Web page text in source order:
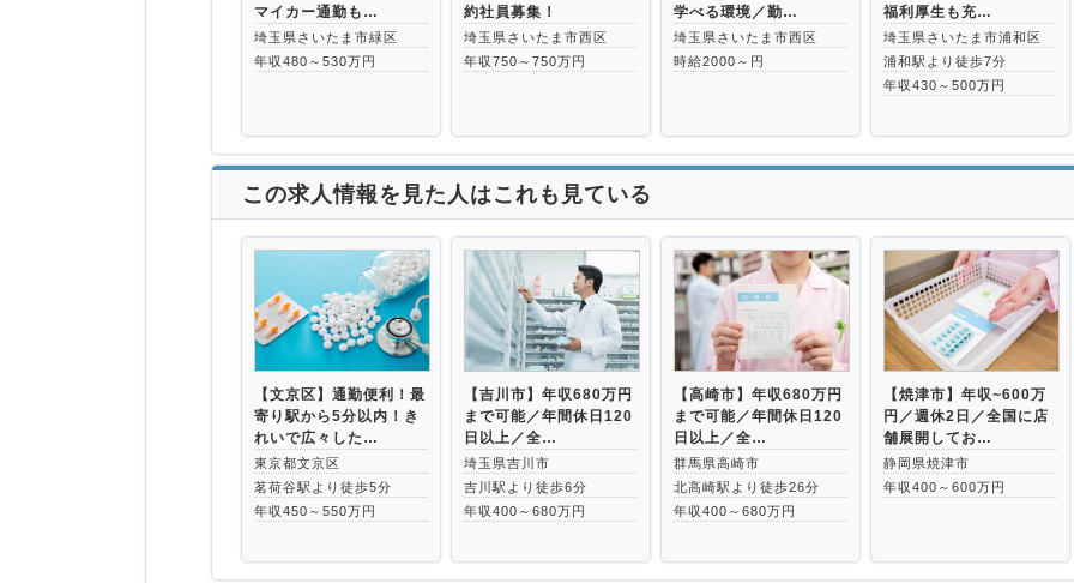
マイカー通勤も…
埼玉県さいたま市緑区
年収480～530万円
約社員募集！
埼玉県さいたま市西区
年収750～750万円
学べる環境／勤…
埼玉県さいたま市西区
時給2000～円
福利厚生も充…
埼玉県さいたま市浦和区
浦和駅より徒歩7分
年収430～500万円
この求人情報を見た人はこれも見ている
【文京区】通勤便利！最
寄り駅から5分以内！き
れいで広々した…
東京都文京区
茗荷谷駅より徒歩5分
年収450～550万円
【吉川市】年収680万円
まで可能／年間休日120
日以上／全…
埼玉県吉川市
吉川駅より徒歩6分
年収400～680万円
【高崎市】年収680万円
まで可能／年間休日120
日以上／全…
群馬県高崎市
北高崎駅より徒歩26分
年収400～680万円
【焼津市】年収~600万
円／週休2日／全国に店
舗展開してお…
静岡県焼津市
年収400～600万円